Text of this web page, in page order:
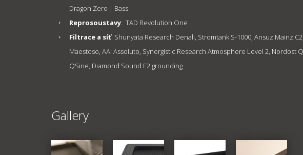
Dragon Zero | Bass
Reprosoustavy: TAD Revolution One
Filtrace a síť: Shunyata Research Denali, Stromtank S-1000, Ansuz Mainz
Maestoso, AAI Assoluto, Synergistic Research Atmosphere Level 2, Nordost
QSine, Diamond Sound E2 grounding
Gallery